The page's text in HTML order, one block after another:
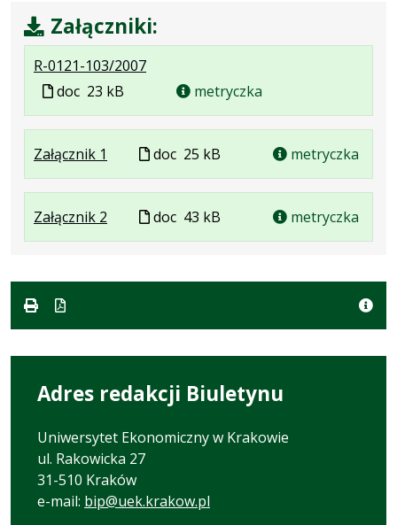
Załączniki:
R-0121-103/2007.
formacie:
doc
.
Rozmiar
23
kB
Plik
w
formacie
doc 23 kB metryczka
Załącznik 1
Plik
w
formacie:
doc
Rozmiar
pliku:
kB
Plik
w
formacie
doc 25 kB metryczka
Załącznik 2
Plik
formacie:
Rozmiar
43
Plik
w
doc 43 kB metryczka
Adres redakcji Biuletynu
Uniwersytet Ekonomiczny w Krakowie
ul. Rakowicka 27
31-510 Kraków
e-mail: bip@uek.krakow.pl